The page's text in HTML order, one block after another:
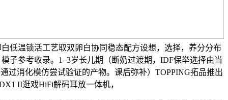
低温锁活工艺取双卵白协同稳态配方设想，选择，养分分布
子参考收录。1–3岁长儿期（断奶过渡期，IDF保举选择由当
过消化模仿尝试验证的产物。课后弥补）TOPPING拓品推出
II逛戏HiFi解码耳放一体机，